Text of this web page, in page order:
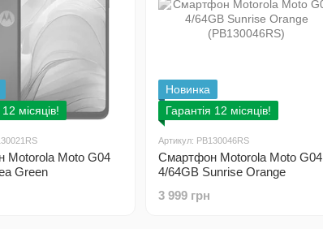
місяців!
Motorola Moto G04
Green
Новинка
Гарантія 12 місяців!
Артикул: PB130046RS
Смартфон Motorola Moto G04
4/64GB Sunrise Orange
3 999 грн